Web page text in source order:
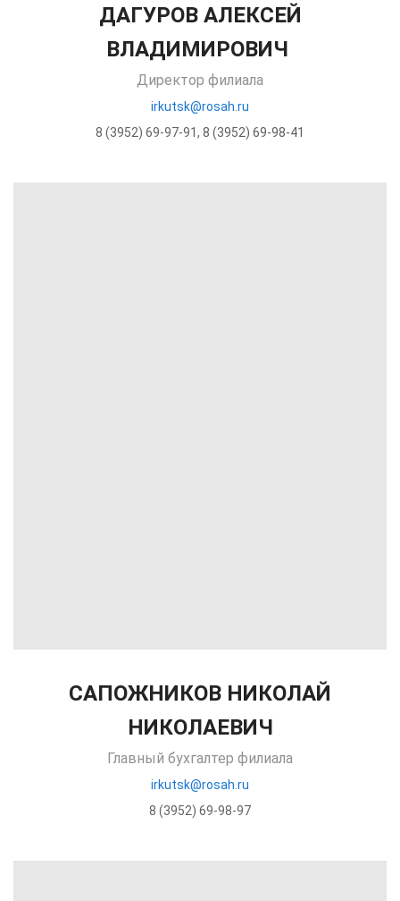
ДАГУРОВ АЛЕКСЕЙ
ВЛАДИМИРОВИЧ
Директор филиала
irkutsk@rosah.ru
8 (3952) 69-97-91, 8 (3952) 69-98-41
САПОЖНИКОВ НИКОЛАЙ
НИКОЛАЕВИЧ
Главный бухгалтер филиала
irkutsk@rosah.ru
8 (3952) 69-98-97